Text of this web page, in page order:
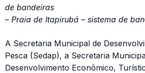
de bandeiras
– Praia de Itapirubá – sistema de
A Secretaria Municipal de
Pesca (Sedap), a Secretaria
Desenvolvimento Econômico,